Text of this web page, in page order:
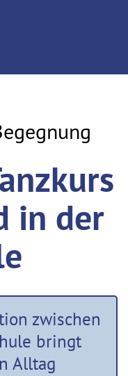
in der
zwischen
bringt
Alltag